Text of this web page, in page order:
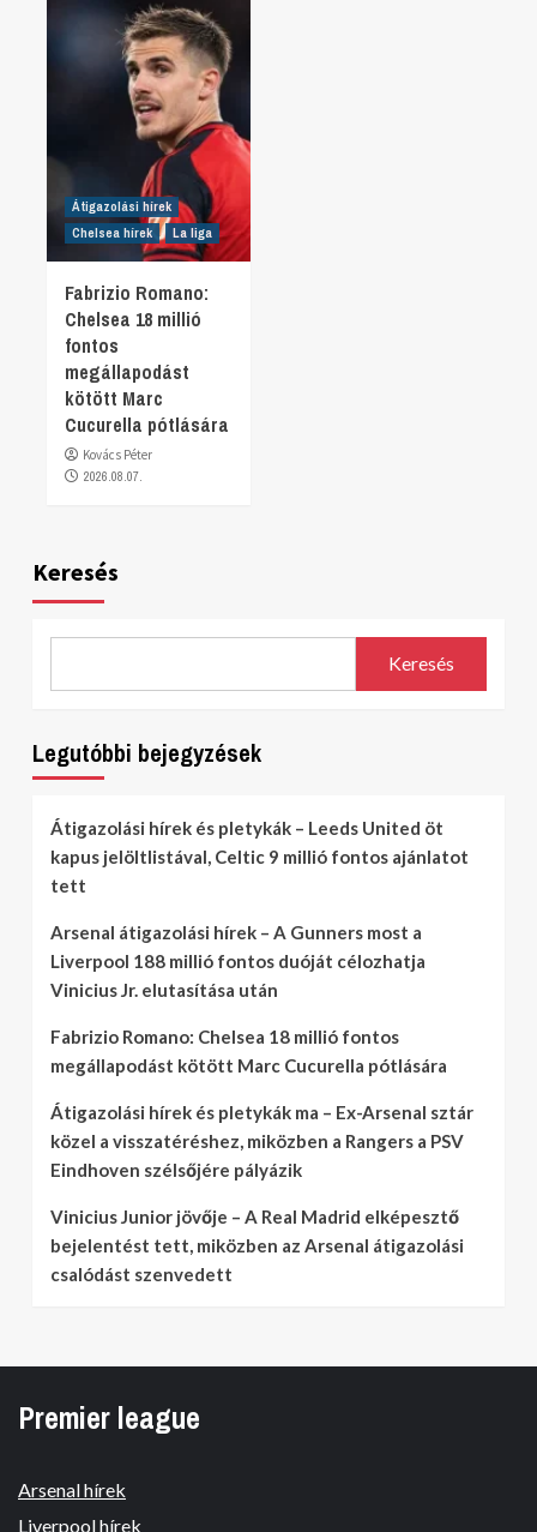
Átigazolási hírek
Chelsea hírek
La liga
Fabrizio Romano:
Chelsea 18 millió
fontos
megállapodást
kötött Marc
Cucurella pótlására
Kovács Péter
2026.08.07.
Keresés
Keresés
Legutóbbi bejegyzések
Átigazolási hírek és pletykák – Leeds United öt
kapus jelöltlistával, Celtic 9 millió fontos ajánlatot
tett
Arsenal átigazolási hírek – A Gunners most a
Liverpool 188 millió fontos duóját célozhatja
Vinicius Jr. elutasítása után
Fabrizio Romano: Chelsea 18 millió fontos
megállapodást kötött Marc Cucurella pótlására
Átigazolási hírek és pletykák ma – Ex-Arsenal sztár
közel a visszatéréshez, miközben a Rangers a PSV
Eindhoven szélsőjére pályázik
Vinicius Junior jövője – A Real Madrid elképesztő
bejelentést tett, miközben az Arsenal átigazolási
csalódást szenvedett
Premier league
Arsenal hírek
Liverpool hírek